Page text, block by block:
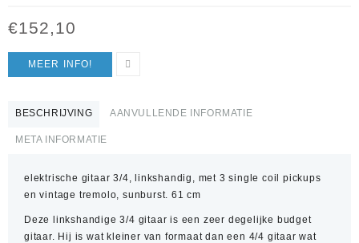
€152,10
MEER INFO!
BESCHRIJVING AANVULLENDE INFORMATIE
META INFORMATIE
elektrische gitaar 3/4, linkshandig, met 3 single coil pickups
en vintage tremolo, sunburst. 61 cm
Deze linkshandige 3/4 gitaar is een zeer degelijke budget
gitaar. Hij is wat kleiner van formaat dan een 4/4 gitaar wat